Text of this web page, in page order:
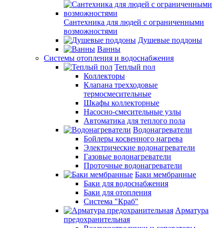
Сантехника для людей с ограниченными
возможностями
Душевые поддоны
Ванны
Системы отопления и водоснабжения
Теплый пол
Коллекторы
Клапана трехходовые
термосмесительные
Шкафы коллекторные
Насосно-смесительные узлы
Автоматика для теплого пола
Водонагреватели
Бойлеры косвенного нагрева
Электрические водонагреватели
Газовые водонагреватели
Проточные водонагреватели
Баки мембранные
Баки для водоснабжения
Баки для отопления
Система "Краб"
Арматура
предохранительная